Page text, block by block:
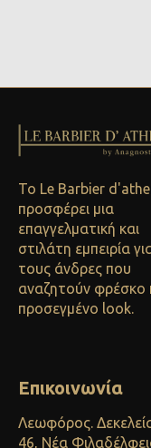
Το Le Barbier
προσφέρει μια
επαγγελματική και
στιλάτη εμπειρία
τους άνδρες που
αναζητούν φρέσκο
προσεγμένο look.
Επικοινωνία
Λεωφόρος.
46, Νέα